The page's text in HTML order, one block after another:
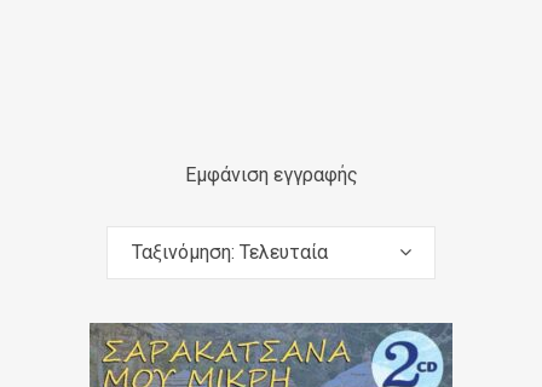
Εμφάνιση εγγραφής
Ταξινόμηση: Τελευταία